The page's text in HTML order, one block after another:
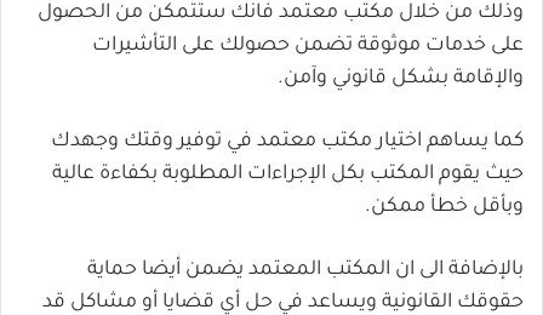
وذلك من خلال مكتب معتمد فانك ستتمكن من الحصول
على خدمات موثوقة تضمن حصولك على التأشيرات
والإقامة بشكل قانوني وآمن.
كما يساهم اختيار مكتب معتمد في توفير وقتك وجهدك
حيث يقوم المكتب بكل الإجراءات المطلوبة بكفاءة عالية
وبأقل خطأ ممكن.
بالإضافة الى ان المكتب المعتمد يضمن أيضا حماية
حقوقك القانونية ويساعد في حل أي قضايا أو مشاكل قد